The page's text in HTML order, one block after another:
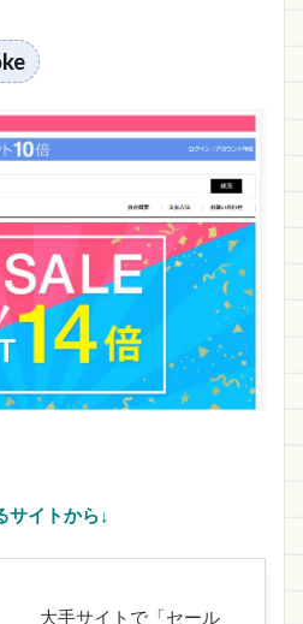
サイトから↓
大手サイトで「セール